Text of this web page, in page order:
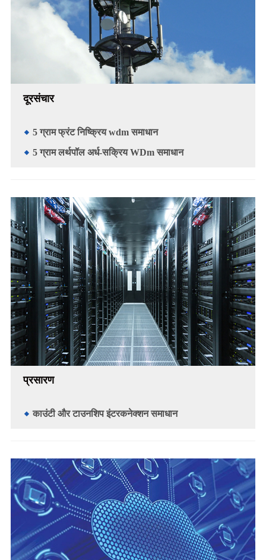
दूरसंचार
5 ग्राम फ्रंट निष्क्रिय wdm समाधान
5 ग्राम लर्थपॉल अर्ध-सक्रिय WDm समाधान
प्रसारण
काउंटी और टाउनशिप इंटरकनेक्शन समाधान